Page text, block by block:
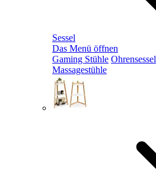
Sessel
Das Menü öffnen
Gaming Stühle Ohrensessel
Massagestühle